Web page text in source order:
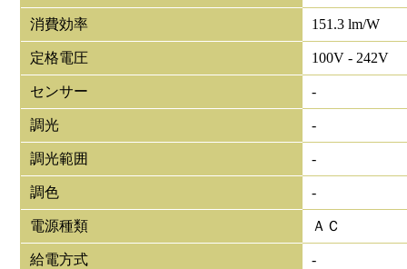
消費効率 151.3 lm/W
定格電圧 100V - 242V
センサー -
調光 -
調光範囲 -
調色 -
電源種類 ＡＣ
給電方式 -